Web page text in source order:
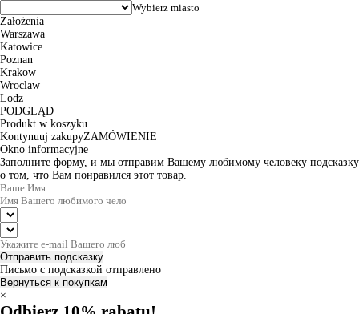
Założenia
Warszawa
Katowice
Poznan
Krakow
Wroclaw
Lodz
PODGLĄD
Produkt w koszyku
Kontynuuj zakupyZAMÓWIENIE
Okno informacyjne
Заполните форму, и мы отправим Вашему любимому человеку подсказку
о том, что Вам понравился этот товар.
Отправить подсказку
Письмо с подсказкой отправлено
Вернуться к покупкам
×